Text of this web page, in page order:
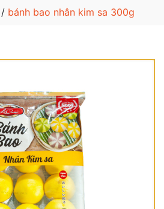
/ bánh bao nhân kim sa 300g